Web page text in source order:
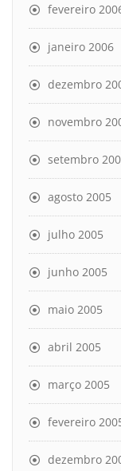
fevereiro
janeiro 2006
dezembro
novembro
setembro
agosto 2005
julho 2005
junho 2005
maio 2005
abril 2005
março 2005
fevereiro
dezembro